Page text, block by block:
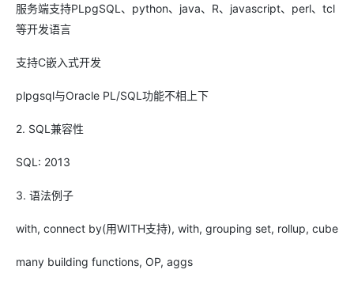
服务端支持PLpgSQL、python、java、R、javascript、perl、tcl
等开发语言
支持C嵌入式开发
plpgsql与Oracle PL/SQL功能不相上下
2. SQL兼容性
SQL: 2013
3. 语法例子
with, connect by(用WITH支持), with, grouping set, rollup, cube
many building functions, OP, aggs